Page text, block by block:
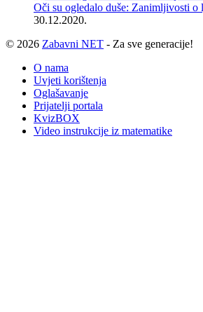
Oči su ogledalo duše: Zanimljivosti o
30.12.2020.
© 2026 Zabavni NET - Za sve generacije!
O nama
Uvjeti korištenja
Oglašavanje
Prijatelji portala
KvizBOX
Video instrukcije iz matematike